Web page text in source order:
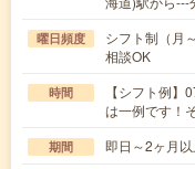
曜日頻度
シフト制（月
相談OK
時間
【シフト例
は一例です！
期間 即日～2ヶ月